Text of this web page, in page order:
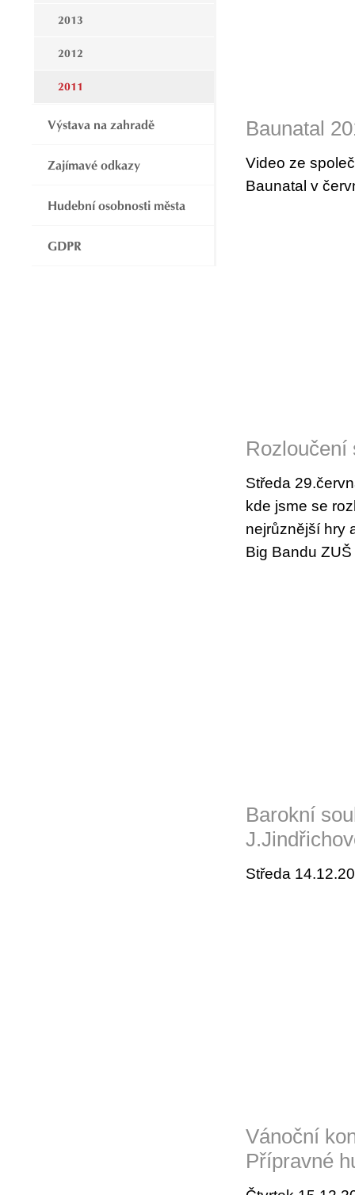
2013
2012
2011
Výstava na zahradě
Zajímavé odkazy
Hudební osobnosti města
GDPR
Baunatal
Video ze
Baunatal v
Rozloučení
Středa
kde jsme se
nejrůznější hry
Big Bandu
Barokní
Středa
Vánoční
Přípravné